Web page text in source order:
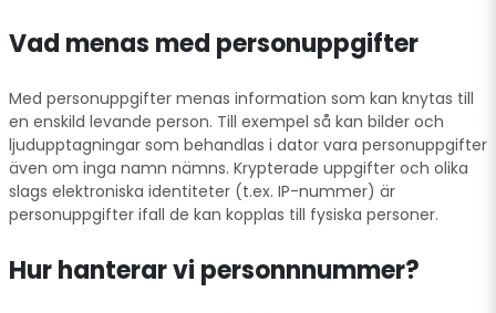
Vad menas med personuppgifter
Med personuppgifter menas information som kan knytas till
en enskild levande person. Till exempel så kan bilder och
ljudupptagningar som behandlas i dator vara personuppgifter
även om inga namn nämns. Krypterade uppgifter och olika
slags elektroniska identiteter (t.ex. IP-nummer) är
personuppgifter ifall de kan kopplas till fysiska personer.
Hur hanterar vi personnnummer?